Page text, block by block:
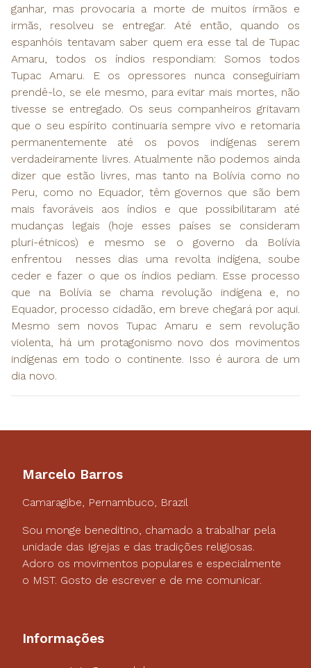
ganhar, mas provocaria a morte de muitos irmãos e
irmãs, resolveu se entregar. Até então, quando os
espanhóis tentavam saber quem era esse tal de Tupac
Amaru, todos os índios respondiam: Somos todos
Tupac Amaru. E os opressores nunca conseguiriam
prendê-lo, se ele mesmo, para evitar mais mortes, não
tivesse se entregado. Os seus companheiros gritavam
que o seu espírito continuaria sempre vivo e retomaria
permanentemente até os povos indígenas serem
verdadeiramente livres. Atualmente não podemos ainda
dizer que estão livres, mas tanto na Bolívia como no
Peru, como no Equador, têm governos que são bem
mais favoráveis aos índios e que possibilitaram até
mudanças legais (hoje esses países se consideram
pluri-étnicos) e mesmo se o governo da Bolívia
enfrentou nesses dias uma revolta indígena, soube
ceder e fazer o que os índios pediam. Esse processo
que na Bolívia se chama revolução indígena e, no
Equador, processo cidadão, em breve chegará por aqui.
Mesmo sem novos Tupac Amaru e sem revolução
violenta, há um protagonismo novo dos movimentos
indígenas em todo o continente. Isso é aurora de um
dia novo.
Marcelo Barros
Camaragibe, Pernambuco, Brazil
Sou monge beneditino, chamado a trabalhar pela
unidade das Igrejas e das tradições religiosas.
Adoro os movimentos populares e especialmente
o MST. Gosto de escrever e de me comunicar.
Informações